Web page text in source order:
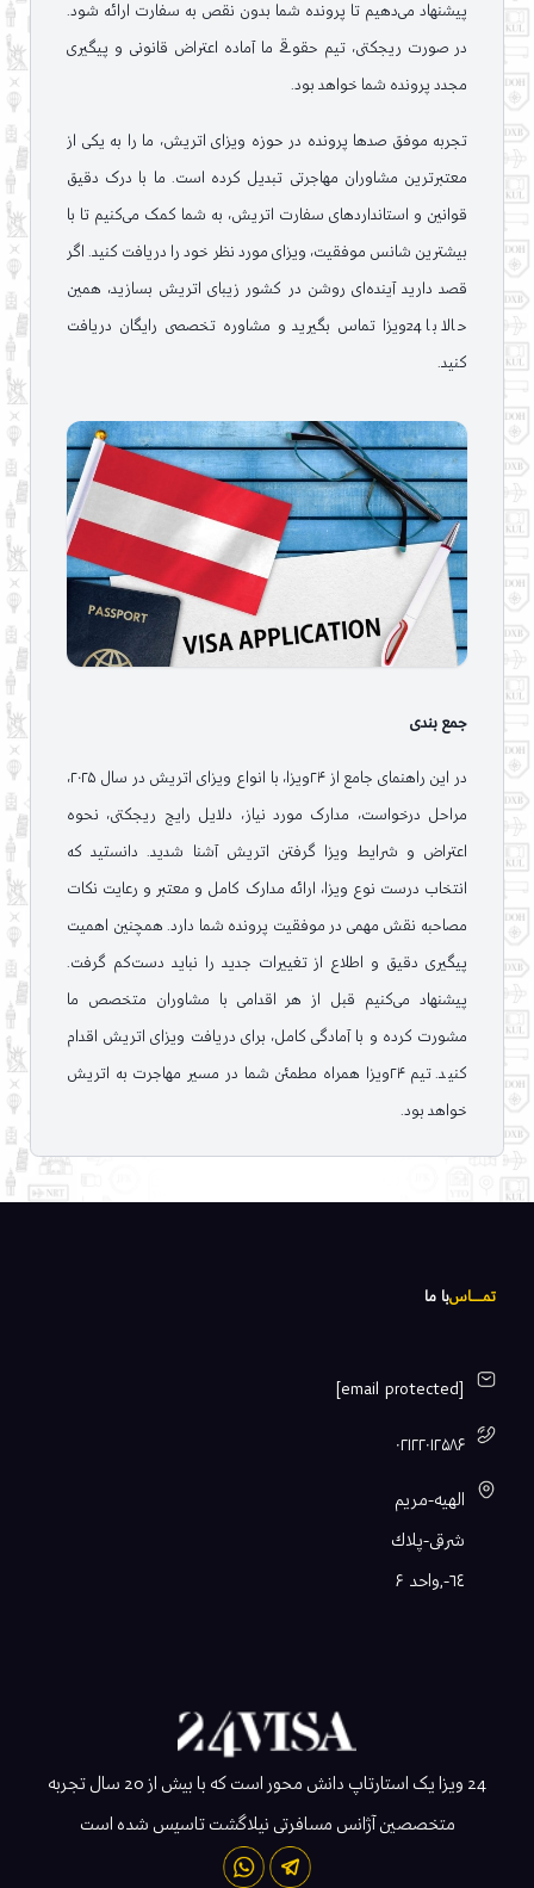
پیشنهاد می‌دهیم تا پرونده شما بدون نقص به سفارت ارائه شود.
در صورت ریجکتی، تیم حقوقی ما آماده اعتراض قانونی و پیگیری
مجدد پرونده شما خواهد بود.
تجربه موفق صدها پرونده در حوزه ویزای اتریش، ما را به یکی از
معتبرترین مشاوران مهاجرتی تبدیل کرده است. ما با درک دقیق
قوانین و استانداردهای سفارت اتریش، به شما کمک می‌کنیم تا با
بیشترین شانس موفقیت، ویزای مورد نظر خود را دریافت کنید. اگر
قصد دارید آینده‌ای روشن در کشور زیبای اتریش بسازید، همین
حالا با 24ویزا تماس بگیرید و مشاوره تخصصی رایگان دریافت
کنید.
جمع بندی
در این راهنمای جامع از ۲۴ویزا، با انواع ویزای اتریش در سال ۲۰۲۵،
مراحل درخواست، مدارک مورد نیاز، دلایل رایج ریجکتی، نحوه
اعتراض و شرایط ویزا گرفتن اتریش آشنا شدید. دانستید که
انتخاب درست نوع ویزا، ارائه مدارک کامل و معتبر و رعایت نکات
مصاحبه نقش مهمی در موفقیت پرونده شما دارد. همچنین اهمیت
پیگیری دقیق و اطلاع از تغییرات جدید را نباید دست‌کم گرفت.
پیشنهاد می‌کنیم قبل از هر اقدامی با مشاوران متخصص ما
مشورت کرده و با آمادگی کامل، برای دریافت ویزای اتریش اقدام
کنید. تیم ۲۴ویزا همراه مطمئن شما در مسیر مهاجرت به اتریش
خواهد بود.
تمـــــاسبا ما
[email protected]
۰۲۱۲۲۰۱۲۵۸۶
الهيه-مريم
شرقى-پلاك
٦٤-,واحد ۶
24 ویزا یک استارتاپ دانش محور است که با بیش از 20 سال تجربه
متخصصین آژانس مسافرتی نیلاگشت تاسیس شده است